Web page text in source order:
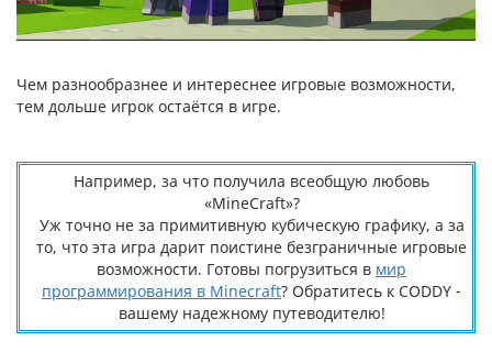
Чем разнообразнее и интереснее игровые возможности,
тем дольше игрок остаётся в игре.
Например, за что получила всеобщую любовь
«MineCraft»?
Уж точно не за примитивную кубическую графику, а за
то, что эта игра дарит поистине безграничные игровые
возможности. Готовы погрузиться в мир
программирования в Minecraft? Обратитесь к CODDY -
вашему надежному путеводителю!